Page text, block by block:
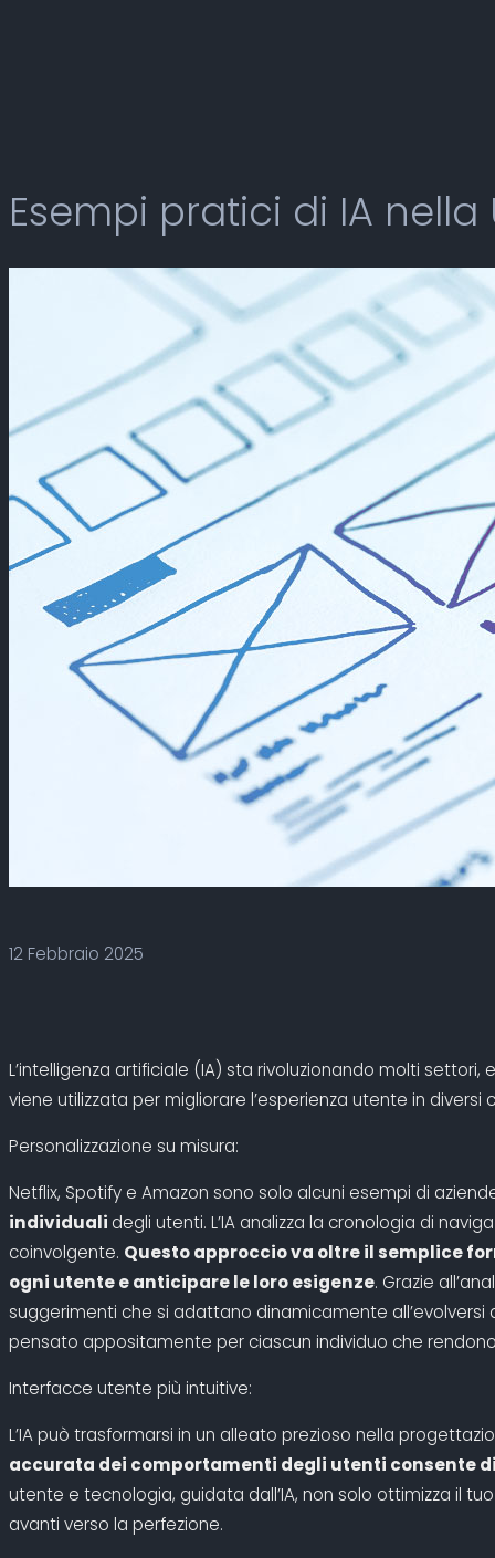
Esempi pratici di IA nella
12 Febbraio 2025
L’intelligenza artificiale (IA) sta rivoluzionando molti
viene utilizzata per migliorare l’esperienza utente in diversi
Personalizzazione su misura:
Netflix, Spotify e Amazon sono solo alcuni esempi di
individuali degli utenti. L’IA analizza la cronologia di
coinvolgente. Questo approccio va oltre il semplice
ogni utente e anticipare le loro esigenze. Grazie
suggerimenti che si adattano dinamicamente
pensato appositamente per ciascun individuo che
Interfacce utente più intuitive:
L’IA può trasformarsi in un alleato prezioso nella
accurata dei comportamenti degli utenti consente
utente e tecnologia, guidata dall’IA, non solo ottimizza il
avanti verso la perfezione.